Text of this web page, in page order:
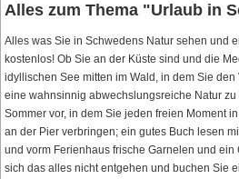
Alles zum Thema "Urlaub in
Alles was Sie in Schwedens Natur sehen und
kostenlos! Ob Sie an der Küste sind und die
idyllischen See mitten im Wald, in dem Sie
eine wahnsinnig abwechslungsreiche Natur
Sommer vor, in dem Sie jeden freien Moment
an der Pier verbringen; ein gutes Buch lesen
und vorm Ferienhaus frische Garnelen und
sich das alles nicht entgehen und buchen Sie